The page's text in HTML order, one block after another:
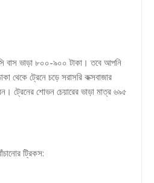
বাস ভাড়া ৮০০-৯০০ টাকা। তবে আপনি
থেকে ট্রেনে চড়ে সরাসরি কক্সবাজার
ট্রেনের শোভন চেয়ারের ভাড়া মাত্র ৬৯৫
ট্রিকস: